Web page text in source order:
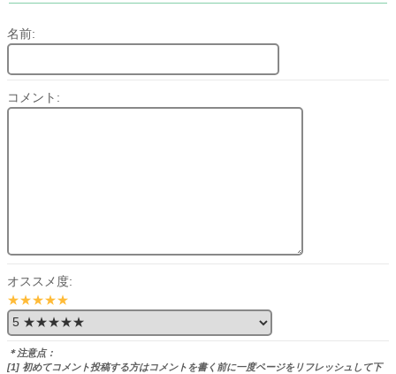
名前:
コメント:
オススメ度:
★★★★★
＊注意点：
[1] 初めてコメント投稿する方はコメントを書く前に一度ページをリフレッシュして下